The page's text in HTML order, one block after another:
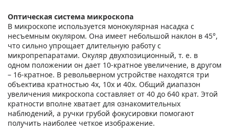
Оптическая система микроскопа
В микроскопе используется монокулярная насадка с
несъемным окуляром. Она имеет небольшой наклон в 45°,
что сильно упрощает длительную работу с
микропрепаратами. Окуляр двухпозиционный, т. е. в
одном положении он дает 10-кратное увеличение, в другом
– 16-кратное. В револьверном устройстве находятся три
объектива кратностью 4х, 10х и 40х. Общий диапазон
увеличения микроскопа составляет от 40 до 640 крат. Этой
кратности вполне хватает для ознакомительных
наблюдений, а ручки грубой фокусировки помогают
получить наиболее четкое изображение.